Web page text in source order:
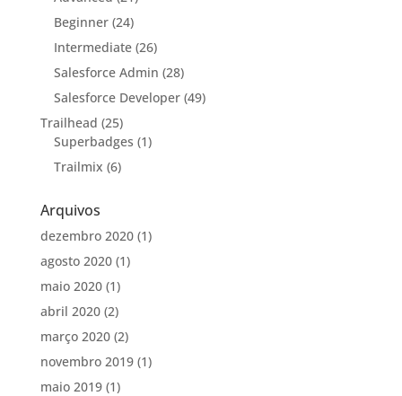
Beginner(24)
Intermediate(26)
Salesforce Admin (28)
Salesforce Developer(49)
Trailhead (25)
Superbadges (1)
Trailmix (6)
Arquivos
dezembro 2020(1)
agosto 2020(1)
maio 2020(1)
abril 2020(2)
março 2020(2)
novembro 2019(1)
maio 2019(1)